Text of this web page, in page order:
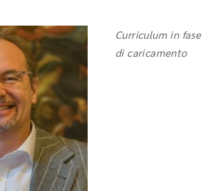
Curriculum in fase
di caricamento